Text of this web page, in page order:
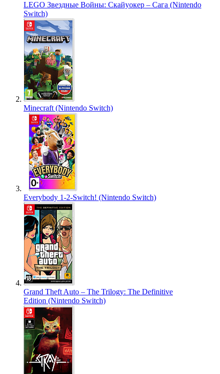
LEGO Звездные Войны: Скайуокер – Сага (Nintendo
Switch)
Minecraft (Nintendo Switch)
Everybody 1-2-Switch! (Nintendo Switch)
Grand Theft Auto – The Trilogy: The Definitive
Edition (Nintendo Switch)